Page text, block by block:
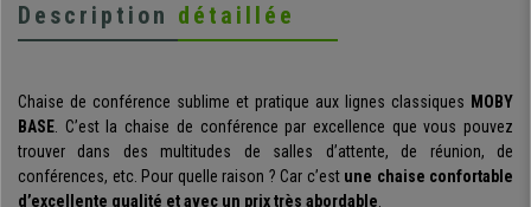
Description détaillée
Chaise de conférence sublime et pratique aux lignes classiques MOBY
BASE. C’est la chaise de conférence par excellence que vous pouvez
trouver dans des multitudes de salles d’attente, de réunion, de
conférences, etc. Pour quelle raison ? Car c’est une chaise confortable
d’excellente qualité et avec un prix très abordable.